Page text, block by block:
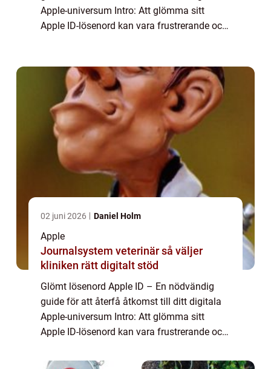
Apple-universum Intro: Att glömma sitt
Apple ID-lösenord kan vara frustrerande och
02 juni 2026 Daniel Holm
Apple
Journalsystem veterinär så väljer
kliniken rätt digitalt stöd
Glömt lösenord Apple ID – En nödvändig
guide för att återfå åtkomst till ditt digitala
Apple-universum Intro: Att glömma sitt
Apple ID-lösenord kan vara frustrerande och
ökande antalet Apple-enheter i ...